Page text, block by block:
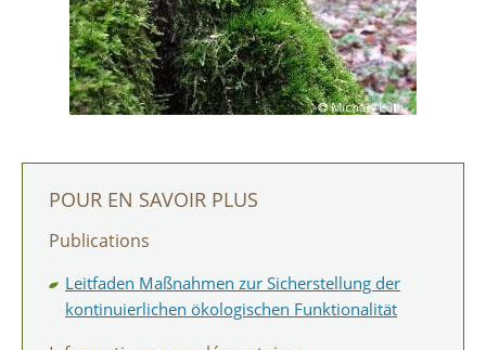
POUR EN SAVOIR PLUS
Publications
Leitfaden Maßnahmen zur Sicherstellung der
kontinuierlichen ökologischen Funktionalität